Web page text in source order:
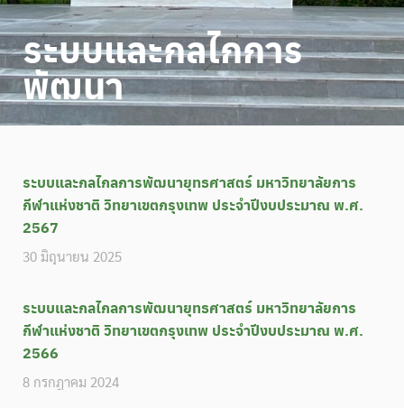
ระบบและกลไกการ
พัฒนา
ระบบและกลไกลการพัฒนายุทธศาสตร์ มหาวิทยาลัยการ
กีฬาแห่งชาติ วิทยาเขตกรุงเทพ ประจำปีงบประมาณ พ.ศ.
2567
30 มิถุนายน 2025
ระบบและกลไกลการพัฒนายุทธศาสตร์ มหาวิทยาลัยการ
กีฬาแห่งชาติ วิทยาเขตกรุงเทพ ประจำปีงบประมาณ พ.ศ.
2566
8 กรกฎาคม 2024